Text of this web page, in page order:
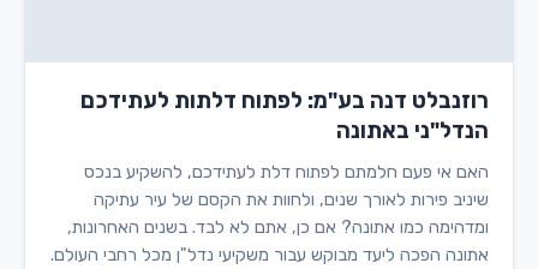
רוזנבלט דנה בע"מ: לפתוח דלתות לעתידכם
הנדל"ני באתונה
האם אי פעם חלמתם לפתוח דלת לעתידכם, להשקיע בנכס
שיניב פירות לאורך שנים, ולחוות את הקסם של עיר עתיקה
ומדהימה כמו אתונה? אם כן, אתם לא לבד. בשנים האחרונות,
אתונה הפכה ליעד מבוקש עבור משקיעי נדל"ן מכל רחבי העולם.